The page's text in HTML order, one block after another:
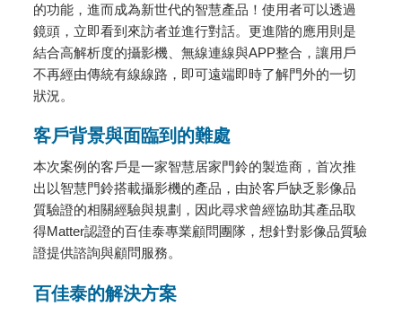
的功能，進而成為新世代的智慧產品！使用者可以透過
鏡頭，立即看到來訪者並進行對話。更進階的應用則是
結合高解析度的攝影機、無線連線與APP整合，讓用戶
不再經由傳統有線線路，即可遠端即時了解門外的一切
狀況。
客戶背景與面臨到的難處
本次案例的客戶是一家智慧居家門鈴的製造商，首次推
出以智慧門鈴搭載攝影機的產品，由於客戶缺乏影像品
質驗證的相關經驗與規劃，因此尋求曾經協助其產品取
得Matter認證的百佳泰專業顧問團隊，想針對影像品質驗
證提供諮詢與顧問服務。
百佳泰的解決方案